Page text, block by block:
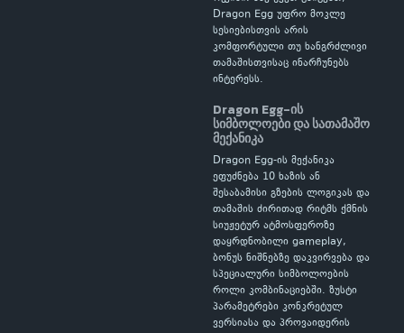
Dragon Egg უფრო მოკლე
სესიებისთვის არის
კომფორტული თუ ხანგრძლივი
თამაშისთვისაც ინარჩუნებს
ინტერესს.
Dragon Egg-ის
სიმბოლოები და სათამაშო
მექანიკა
Dragon Egg-ის მექანიკა
ეფუძნება 10 ხაზის ან
შესაბამისი გზების ლოგიკას და
თამაშის ძირითად რიტმს ქმნის
სიუჟეტურ ატმოსფეროზე
დაყრდნობილი gameplay,
ბონუს ნიშნებზე დაკვირვება და
სპეციალური სიმბოლოების
როლი კომბინაციებში. ზუსტი
პარამეტრები კონკრეტულ
ვერსიასა და პროვაიდერის